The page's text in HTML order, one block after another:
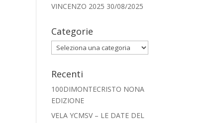
VINCENZO 2025 30/08/2025
Categorie
Categorie
Recenti
100DIMONTECRISTO NONA
EDIZIONE
VELA YCMSV – LE DATE DEL